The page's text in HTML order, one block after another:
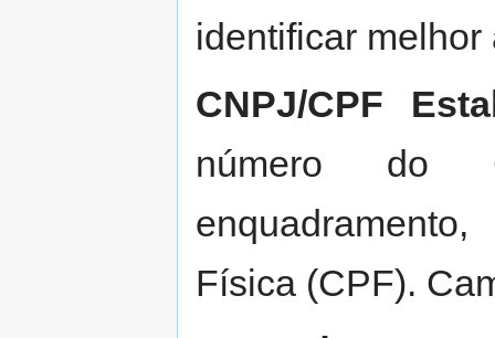
identificar
CNPJ/CPF
número do
Física (CPF).